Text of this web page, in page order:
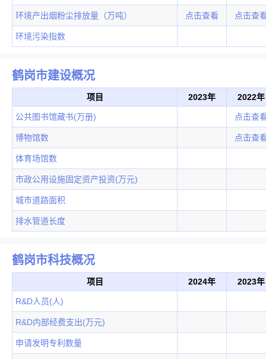
环境产出烟粉尘排放量（万吨） 点击查看 点击查
环境污染指数
鹤岗市建设概况
项目 2023年 2022年
公共图书馆藏书(万册) 点击查
博物馆数 点击查
体育场馆数
市政公用设施固定资产投资(万元)
城市道路面积
排水管道长度
鹤岗市科技概况
项目 2024年 2023年
R&D人员(人)
R&D内部经费支出(万元)
申请发明专利数量